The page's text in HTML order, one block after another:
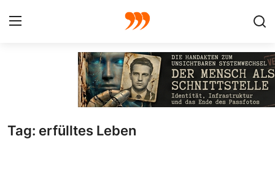
Galerie
Tag: erfülltes Leben